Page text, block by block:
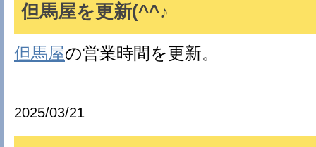
但馬屋を更新(^^♪
但馬屋の営業時間を更新。
2025/03/21